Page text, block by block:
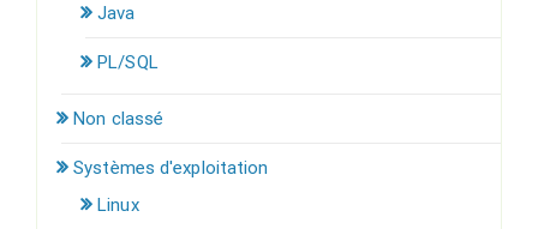
Java
PL/SQL
Non classé
Systèmes d'exploitation
Linux